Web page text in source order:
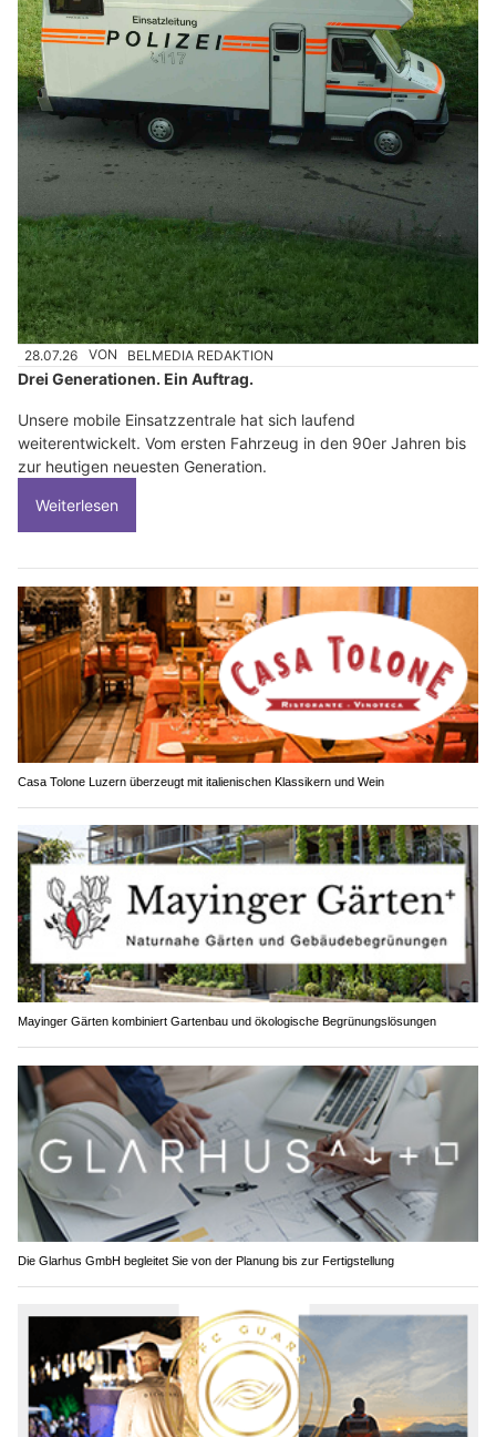
28.07.26 VON BELMEDIA REDAKTION
Drei Generationen. Ein Auftrag.
Unsere mobile Einsatzzentrale hat sich laufend
weiterentwickelt. Vom ersten Fahrzeug in den 90er Jahren bis
zur heutigen neuesten Generation.
Weiterlesen
Casa Tolone Luzern überzeugt mit italienischen Klassikern und Wein
Mayinger Gärten kombiniert Gartenbau und ökologische Begrünungslösungen
Die Glarhus GmbH begleitet Sie von der Planung bis zur Fertigstellung